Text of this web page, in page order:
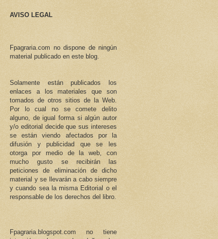
AVISO LEGAL
Fpagraria.com no dispone de ningún
material publicado en este blog.
Solamente están publicados los
enlaces a los materiales que son
tomados de otros sitios de la Web.
Por lo cual no se comete delito
alguno, de igual forma si algún autor
y/o editorial decide que sus intereses
se están viendo afectados por la
difusión y publicidad que se les
otorga por medio de la web, con
mucho gusto se recibirán las
peticiones de eliminación de dicho
material y se llevarán a cabo siempre
y cuando sea la misma Editorial o el
responsable de los derechos del libro.
Fpagraria.blogspot.com no tiene